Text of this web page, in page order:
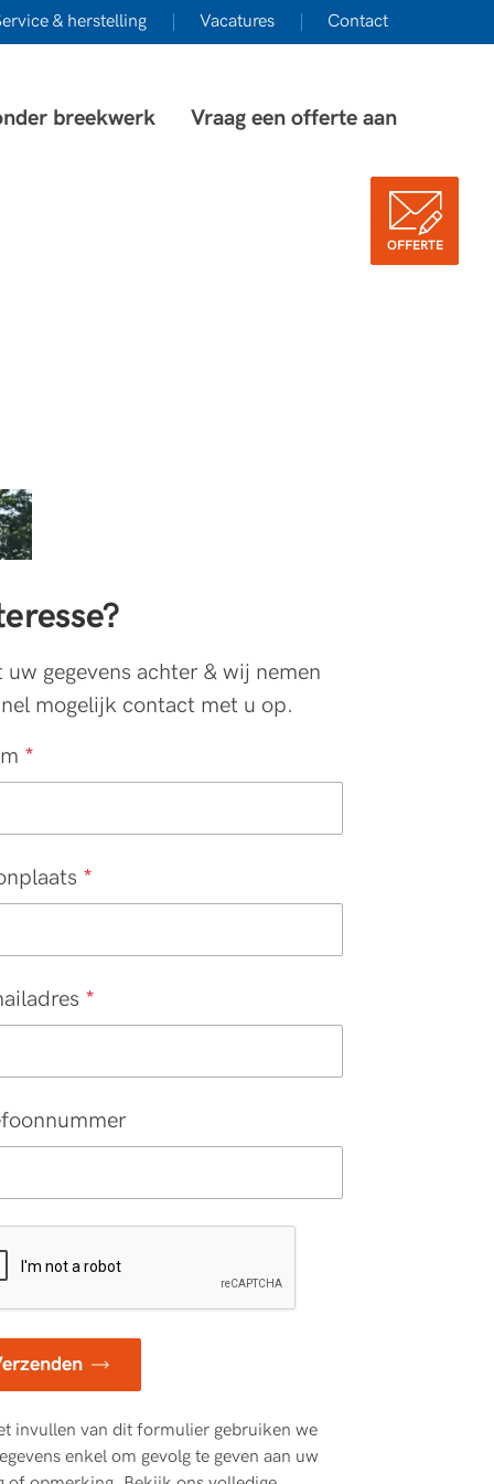
breekwerk Vraag een offerte aan
& herstelling Vacatures Contact
OFFERTE
uw gegevens achter & wij nemen
mogelijk contact met u op.
*
*
*
invullen van dit formulier gebruiken we
enkel om gevolg te geven aan uw